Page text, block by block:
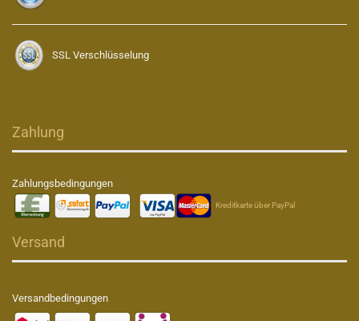
SSL Verschlüsselung
Zahlung
Zahlungsbedingungen
Kreditkarte über PayPal
Versand
Versandbedingungen